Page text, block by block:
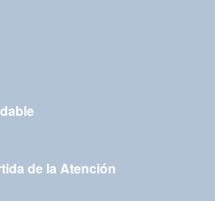
de la Atención